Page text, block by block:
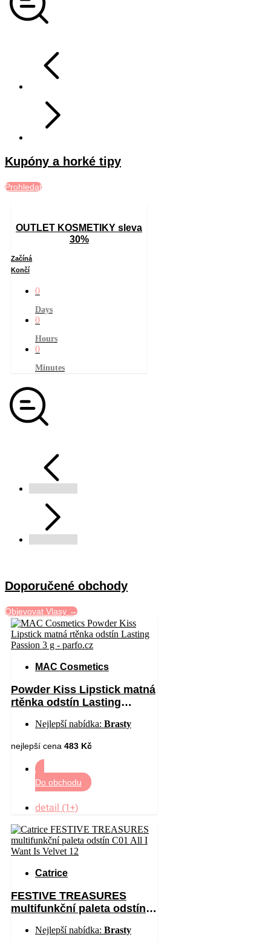
Kupóny a horké tipy
Prohledat
OUTLET KOSMETIKY sleva
30%
Začíná
Končí
0
Days
0
Hours
0
Minutes
Doporučené obchody
Objevovat Vlasy →
MAC Cosmetics
Powder Kiss Lipstick matná
rtěnka odstín Lasting
Nejlepší nabídka: Brasty
nejlepší cena 483 Kč
Do obchodu
detail (1+)
Catrice
FESTIVE TREASURES
multifunkční paleta odstín
Nejlepší nabídka: Brasty